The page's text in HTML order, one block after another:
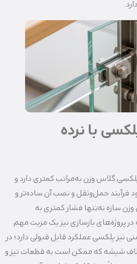
با نرده
گلاس وزن به‌مراتب کمتری دارد و
حمل‌ونقل و نصب آن ساده‌تر و
سازه نه‌تنها فشار کمتری به
پروژه‌های بازسازی نیز یک مزیت مهم
نیز پلکسی عملکرد قابل قبولی دارد؛ در
شیشه که ممکن است به قطعات تیز و